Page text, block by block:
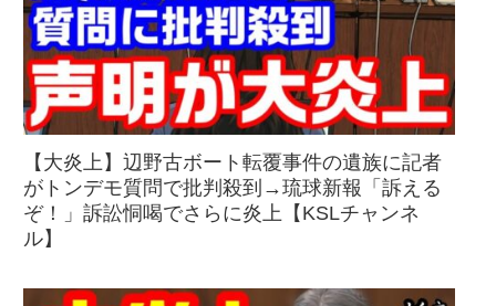
【大炎上】辺野古ボート転覆事件の遺族に記者
がトンデモ質問で批判殺到→琉球新報「訴える
ぞ！」訴訟恫喝でさらに炎上【KSLチャンネ
ル】